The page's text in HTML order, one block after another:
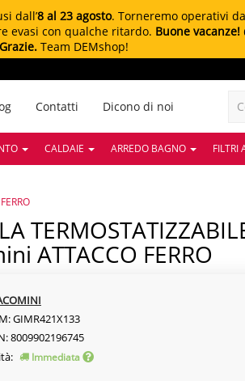
dall’8 al 23 agosto. Torneremo operativi
evasi con qualche ritardo. Buone vacanze!
Grazie. Team DEMshop!
Contatti Dicono di noi
CALDAIE ARREDO BAGNO FILTRI
ATTACCO FERRO
GIMR421X133
8009902196745
Immediata